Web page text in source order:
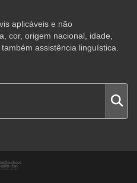
aplicáveis e não
cor, origem nacional, idade,
assistência linguística.